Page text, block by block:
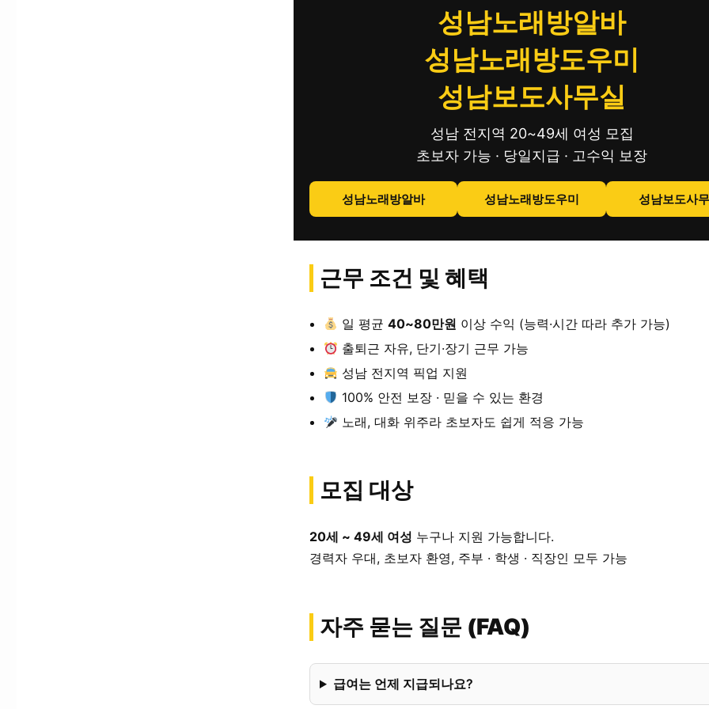
성남노래방알바
성남노래방도우미
성남보도사무실
성남 전지역 20~49세 여성 모집
초보자 가능 · 당일지급 · 고수익 보장
성남노래방알바 성남노래방도우미 성남보도사
근무 조건 및 혜택
일 평균40~80만원 이상 수익 (능력·시간 따라 추가 가능)
출퇴근 자유, 단기·장기 근무 가능
성남 전지역 픽업 지원
100% 안전 보장 · 믿을 수 있는 환경
노래, 대화 위주라 초보자도 쉽게 적응 가능
모집 대상
20세 ~ 49세 여성 누구나 지원 가능합니다.
경력자 우대, 초보자 환영, 주부 · 학생 · 직장인 모두 가능
자주 묻는 질문 (FAQ)
급여는 언제 지급되나요?